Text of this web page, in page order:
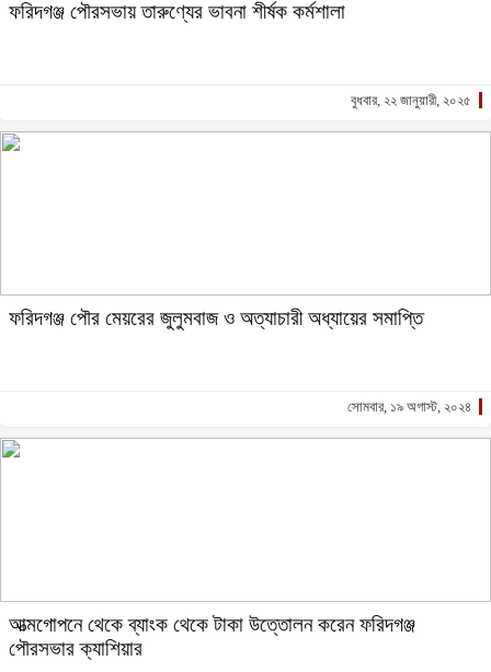
ফরিদগঞ্জ পৌরসভায় তারুণ্যের ভাবনা শীর্ষক কর্মশালা
বুধবার, ২২ জানুয়ারী, ২০২৫
ফরিদগঞ্জ পৌর মেয়রের জুলুমবাজ ও অত্যাচারী অধ্যায়ের সমাপ্তি
সোমবার, ১৯ অগাস্ট, ২০২৪
আত্মগোপনে থেকে ব্যাংক থেকে টাকা উত্তোলন করেন ফরিদগঞ্জ
পৌরসভার ক্যাশিয়ার